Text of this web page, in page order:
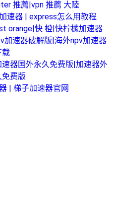
推薦|vpn 推薦 大陸
速器 | express怎么用教程
orange|快 橙|快柠檬加速器
加速器破解版|海外npv加速器
载
器国外永久免费版|加速器外
免费版
| 梯子加速器官网